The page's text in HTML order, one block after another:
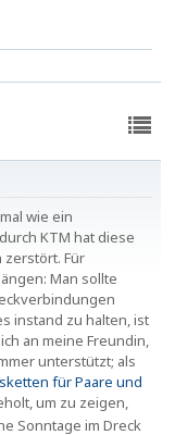
wie ein
KTM hat diese
zerstört. Für
Man sollte
instand zu halten, ist
an meine Freundin,
unterstützt; als
für Paare und
um zu zeigen,
Sonntage im Dreck